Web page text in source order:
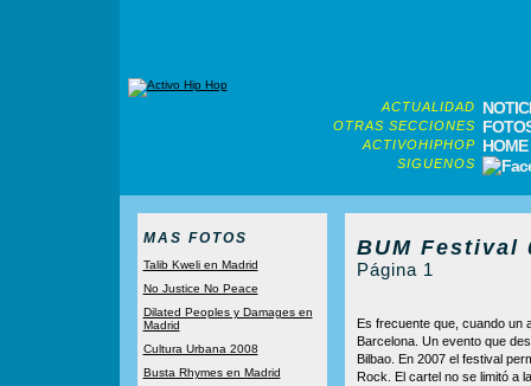
ACTUALIDAD
OTRAS SECCIONES
ACTIVOHIPHOP HOME
SIGUENOS
MAS FOTOS
Talib Kweli en Madrid
No Justice No Peace
Dilated Peoples y Damages en
Madrid
Cultura Urbana 2008
Busta Rhymes en Madrid
BUM Festival
Página 1
Es frecuente que, cuando un
Barcelona. Un evento que
Bilbao. En 2007 el festival
Rock. El cartel no se limitó a